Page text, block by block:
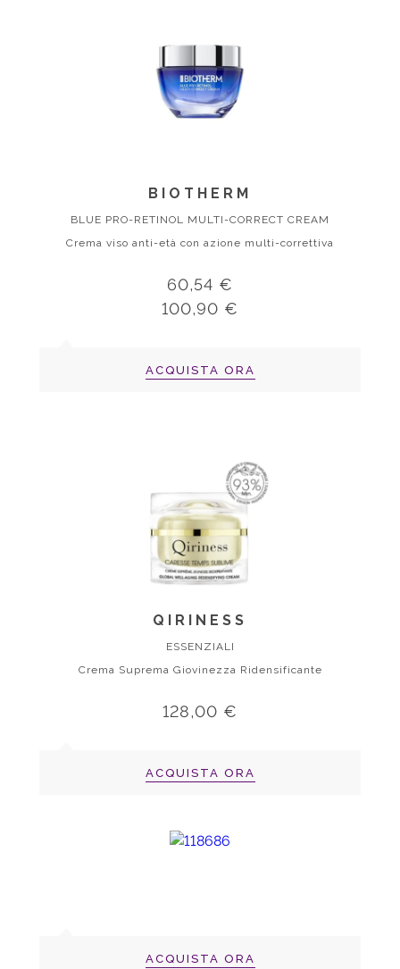
BIOTHERM
BLUE PRO-RETINOL MULTI-CORRECT CREAM
Crema viso anti-età con azione multi-correttiva
60,54 €
100,90 €
ACQUISTA ORA
QIRINESS
ESSENZIALI
Crema Suprema Giovinezza Ridensificante
128,00 €
ACQUISTA ORA
ACQUISTA ORA